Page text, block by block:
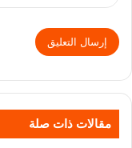
مقالات ذات صلة